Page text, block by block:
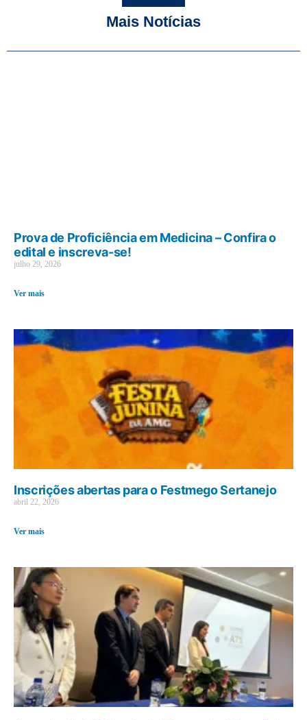
Mais Notícias
Prova de Proficiência em Medicina – Confira o
edital e inscreva-se!
julho 29, 2026
Ver mais
Inscrições abertas para o Festmego Sertanejo
abril 22, 2026
Ver mais